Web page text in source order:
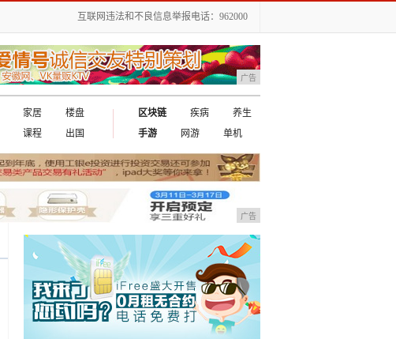
互联网违法和不良信息举报电话：962000
广告
家居
楼盘
课程 出国
区块链 疾病
养生
手游
网游 单机
广告